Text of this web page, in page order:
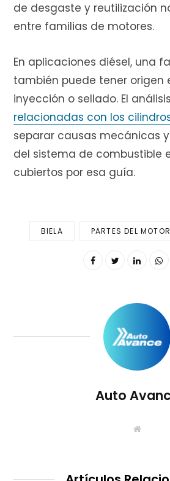
de desgaste y reutilización
entre familias de motores.
En aplicaciones diésel, una
también puede tener origen
inyección o sellado. El
relacionadas con los
separar causas mecánicas
del sistema de combustible
cubiertos por esa guía.
BIELA PARTES DEL MOTOR
Auto
S